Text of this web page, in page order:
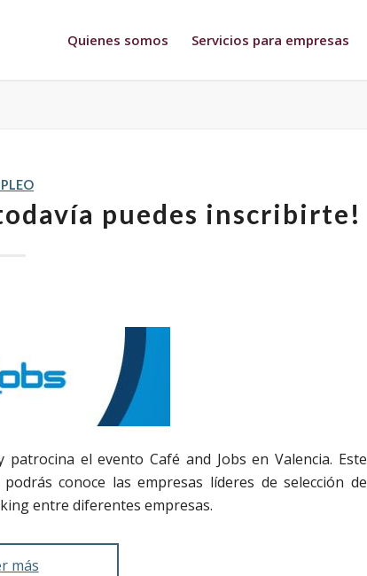
Quienes somos Servicios para empresas
puedes inscribirte!
patrocina el evento Café and Jobs en Valencia. Este
conoce las empresas líderes de selección de
entre diferentes empresas.
más